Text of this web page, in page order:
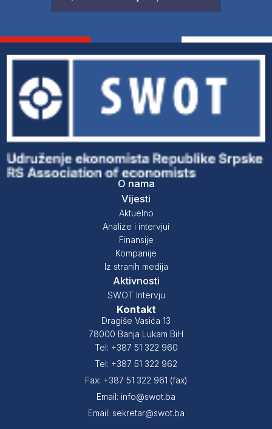
O nama
Vijesti
Aktuelno
Analize i intervjui
Finansije
Kompanije
Iz stranih medija
Aktivnosti
SWOT Intervju
Kontakt
Dragiše Vasića 13
78000 Banja Lukam BiH
Tel: +387 51 322 960
Tel: +387 51 322 962
Fax: +387 51 322 961 (fax)
Email: info@swot.ba
Email: sekretar@swot.ba